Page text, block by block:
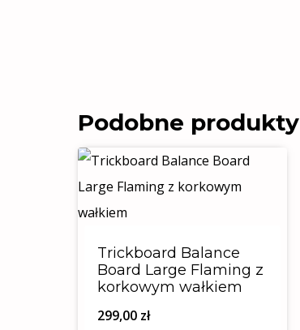
Podobne produkty
Trickboard Balance
Board Large Flaming z
korkowym wałkiem
299,00 zł